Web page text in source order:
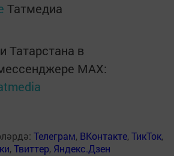
Татмедиа
Татарстана в
MАХ:
Телеграм, ВКонтакте,ТикТок,
,Твиттер, Яндекс.Дзен